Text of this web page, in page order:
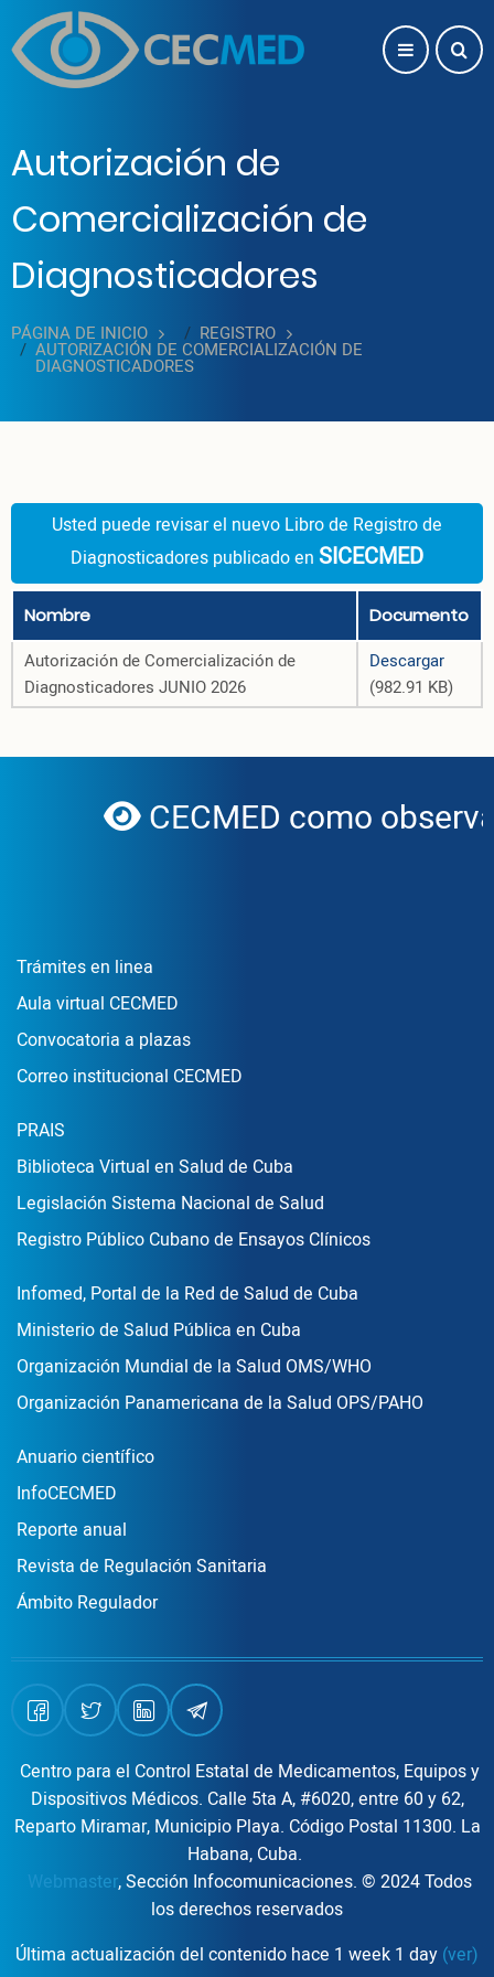
Pasar al contenido principal
Autorización de
Comercialización de
Diagnosticadores
PÁGINA DE INICIO REGISTRO
AUTORIZACIÓN DE COMERCIALIZACIÓN DE
DIAGNOSTICADORES
Usted puede revisar el nuevo Libro de Registro de
Diagnosticadores publicado en SICECMED
Nombre Documento
Autorización de Comercialización de
Diagnosticadores JUNIO 2026
Descargar
(982.91 KB)
globe
CECMED como
Enlace Footer1
Trámites en linea
Aula virtual CECMED
Convocatoria a plazas
Correo institucional CECMED
Enlace Footer2
PRAIS
Biblioteca Virtual en Salud de Cuba
Legislación Sistema Nacional de Salud
Registro Público Cubano de Ensayos Clínicos
Enlace Footer3
Infomed, Portal de la Red de Salud de Cuba
Ministerio de Salud Pública en Cuba
Organización Mundial de la Salud OMS/WHO
Organización Panamericana de la Salud OPS/PAHO
Publicaciones
Anuario científico
InfoCECMED
Reporte anual
Revista de Regulación Sanitaria
Ámbito Regulador
Centro para el Control Estatal de Medicamentos, Equipos y
Dispositivos Médicos. Calle 5ta A, #6020, entre 60 y 62,
Reparto Miramar, Municipio Playa. Código Postal 11300. La
Habana, Cuba.
Webmaster, Sección Infocomunicaciones. © 2024 Todos
los derechos reservados
Última actualización del contenido hace 1 week 1 day (ver)